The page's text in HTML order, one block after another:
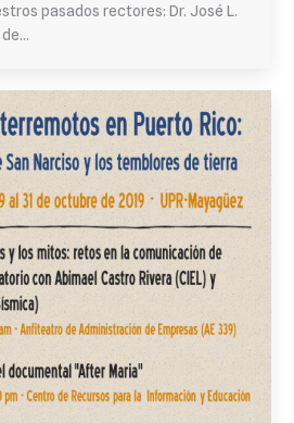
pasados rectores: Dr. José L.